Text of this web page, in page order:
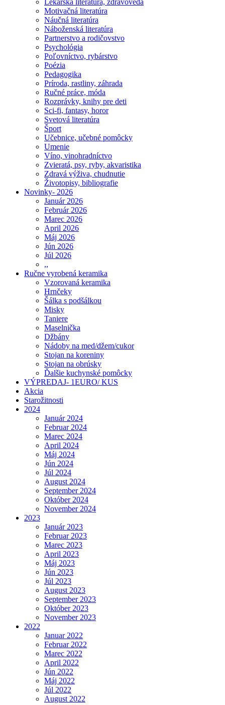
Lekárska literatúra, zdravoveda
Motivačná literatúra
Náučná literatúra
Náboženská literatúra
Partnerstvo a rodičovstvo
Psychológia
Poľovníctvo, rybárstvo
Poézia
Pedagogika
Príroda, rastliny, záhrada
Ručné práce, móda
Rozprávky, knihy pre deti
Sci-fi, fantasy, horor
Svetová literatúra
Šport
Učebnice, učebné pomôcky
Umenie
Víno, vinohradníctvo
Zvieratá, psy, ryby, akvaristika
Zdravá výživa, chudnutie
Životopisy, bibliografie
Novinky- 2026
Január 2026
Február 2026
Marec 2026
April 2026
Máj 2026
Jún 2026
Júl 2026
,,
Ručne vyrobená keramika
Vzorovaná keramika
Hrnčeky
Šálka s podšálkou
Misky
Taniere
Maselnička
Džbány
Nádoby na med/džem/cukor
Stojan na koreniny
Stojan na obrúsky
Ďalšie kuchynské pomôcky
VÝPREDAJ- 1EURO/ KUS
Akcia
Starožitnosti
2024
Január 2024
Februar 2024
Marec 2024
April 2024
Máj 2024
Jún 2024
Júl 2024
August 2024
September 2024
Október 2024
November 2024
2023
Január 2023
Februar 2023
Marec 2023
April 2023
Máj 2023
Jún 2023
Júl 2023
August 2023
September 2023
Október 2023
November 2023
2022
Januar 2022
Februar 2022
Marec 2022
April 2022
Jún 2022
Máj 2022
Júl 2022
August 2022